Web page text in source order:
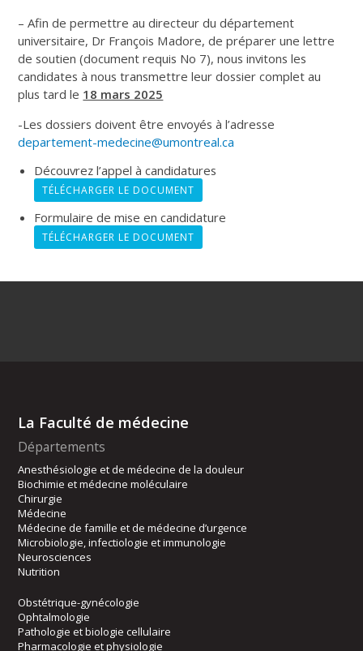
– Afin de permettre au directeur du département
universitaire, Dr François Madore, de préparer une lettre
de soutien (document requis No 7), nous invitons les
candidates à nous transmettre leur dossier complet au
plus tard le 18 mars 2025
-Les dossiers doivent être envoyés à l’adresse
departement-medecine@umontreal.ca
Découvrez l’appel à candidatures
TÉLÉCHARGER LE DOCUMENT
Formulaire de mise en candidature
TÉLÉCHARGER LE DOCUMENT
La Faculté de médecine
Départements
Anesthésiologie et de médecine de la douleur
Biochimie et médecine moléculaire
Chirurgie
Médecine
Médecine de famille et de médecine d’urgence
Microbiologie, infectiologie et immunologie
Neurosciences
Nutrition
Obstétrique-gynécologie
Ophtalmologie
Pathologie et biologie cellulaire
Pharmacologie et physiologie